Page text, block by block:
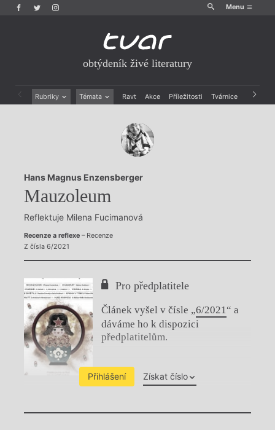
Menu
obtýdeník živé literatury
Rubriky Témata Ravt Akce Příležitosti Tvárnice Archiv
Rozhovory
Dokument
Výroční ceny
Hans Magnus Enzensberger
Mauzoleum
Reflektuje Milena Fucimanová
Recenze a reflexe– Recenze
Z čísla 6/2021
Pro předplatitele
Článek vyšel v čísle „6/2021“ a
dáváme ho k dispozici
předplatitelům.
Přihlášení Získat číslo
Chviličku.